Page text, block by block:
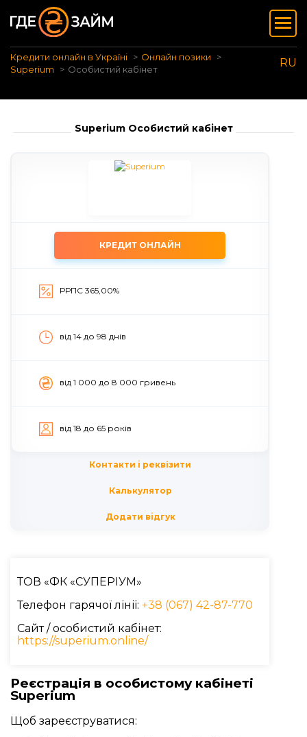
Кредити онлайн в Україні
Онлайн позики
Superium
Особистий кабінет RU
Superium Особистий кабінет
КРЕДИТ ОНЛАЙН
РРПС 365,00%
від 14 до 98 днів
вiд 1 000 до 8 000 гривень
вiд 18 до 65 рокiв
Контакти i реквізити
Калькулятор
Додати вiдгук
ТОВ «ФК «СУПЕРІУМ»
Телефон гарячої лінії: +38 (067) 42-87-770
Сайт / особистий кабінет:
https://superium.online/
Реєстрація в особистому кабінеті
Superium
Щоб зареєструватися: